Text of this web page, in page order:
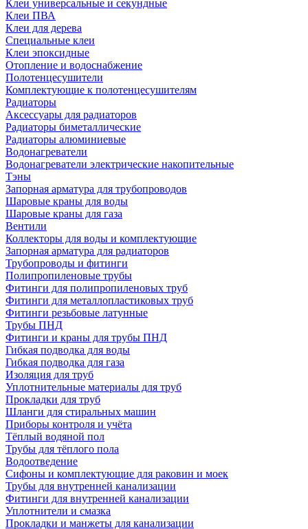
Клеи универсальные и секундные
Клеи ПВА
Клеи для дерева
Специальные клеи
Клеи эпоксидные
Отопление и водоснабжение
Полотенцесушители
Комплектующие к полотенцесушителям
Радиаторы
Аксессуары для радиаторов
Радиаторы биметаллические
Радиаторы алюминиевые
Водонагреватели
Водонагреватели электрические накопительные
Тэны
Запорная арматура для трубопроводов
Шаровые краны для воды
Шаровые краны для газа
Вентили
Коллекторы для воды и комплектующие
Запорная арматура для радиаторов
Трубопроводы и фитинги
Полипропиленовые трубы
Фитинги для полипропиленовых труб
Фитинги для металлопластиковых труб
Фитинги резьбовые латунные
Трубы ПНД
Фитинги и краны для трубы ПНД
Гибкая подводка для воды
Гибкая подводка для газа
Изоляция для труб
Уплотнительные материалы для труб
Прокладки для труб
Шланги для стиральных машин
Приборы контроля и учёта
Тёплый водяной пол
Трубы для тёплого пола
Водоотведение
Сифоны и комплектующие для раковин и моек
Трубы для внутренней канализации
Фитинги для внутренней канализации
Уплотнители и смазка
Прокладки и манжеты для канализации